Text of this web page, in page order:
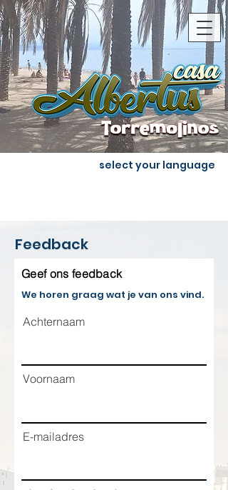
select your language
Feedback
Geef ons feedback
We horen graag wat je van ons vind.
Achternaam
Voornaam
E-mailadres